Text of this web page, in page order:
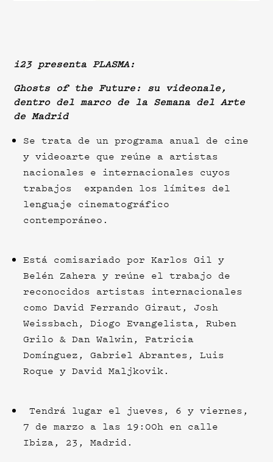
i23 presenta PLASMA:
Ghosts of the Future: su videonale,
dentro del marco de la Semana del Arte
de Madrid
Se trata de un programa anual de cine
y videoarte que reúne a artistas
nacionales e internacionales cuyos
trabajos expanden los límites del
lenguaje cinematográfico
contemporáneo.
Está comisariado por Karlos Gil y
Belén Zahera y reúne el trabajo de
reconocidos artistas internacionales
como David Ferrando Giraut, Josh
Weissbach, Diogo Evangelista, Ruben
Grilo & Dan Walwin, Patricia
Domínguez, Gabriel Abrantes, Luis
Roque y David Maljkovik.
Tendrá lugar el jueves, 6 y viernes,
7 de marzo a las 19:00h en calle
Ibiza, 23, Madrid.